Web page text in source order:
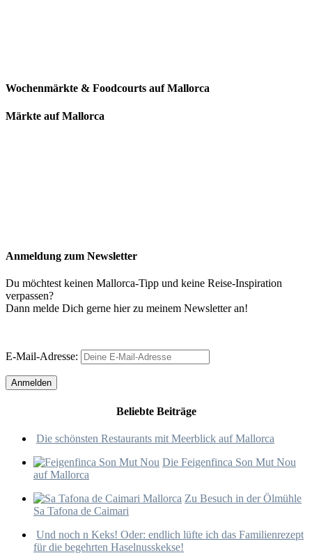
Wochenmärkte & Foodcourts auf Mallorca
Märkte auf Mallorca
Anmeldung zum Newsletter
Du möchtest keinen Mallorca-Tipp und keine Reise-Inspiration
verpassen?
Dann melde Dich gerne hier zu meinem Newsletter an!
E-Mail-Adresse:
Beliebte Beiträge
Die schönsten Restaurants mit Meerblick auf Mallorca
Die Feigenfinca Son Mut Nou
auf Mallorca
Zu Besuch in der Ölmühle
Sa Tafona de Caimari
Und noch n Keks! Oder: endlich lüfte ich das Familienrezept
für die begehrten Haselnusskekse!